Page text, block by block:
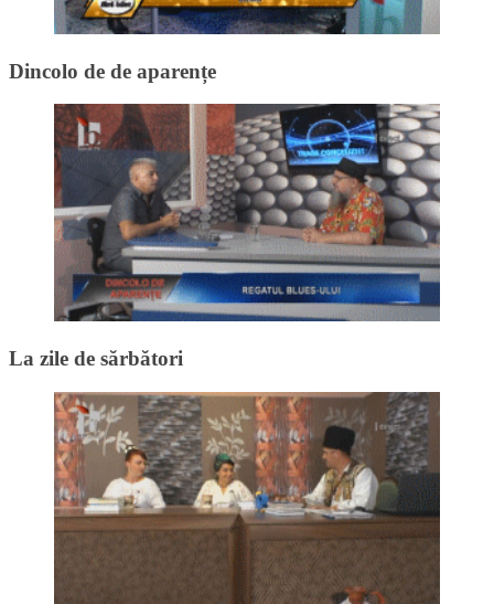
Dincolo de de aparențe
La zile de sărbători